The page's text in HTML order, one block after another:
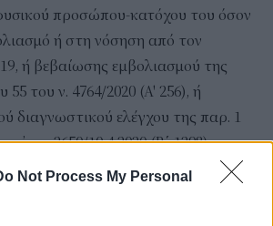
Not Process My Personal
προσώπου-κατόχου του όσον
ή στη νόσηση από τον
ή βεβαίωσης εμβολιασμού της
του ν. 4764/2020 (Α' 256), ή
διαγνωστικού ελέγχου της παρ. 1
αρ. 2650/10.4.2020 (Β΄ 1298)
των Υπουργών Υγείας και
πιστοποιητικού ή